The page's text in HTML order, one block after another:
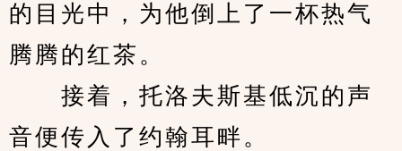
的目光中，为他倒上了一杯热气
腾腾的红茶。
接着，托洛夫斯基低沉的声
音便传入了约翰耳畔。